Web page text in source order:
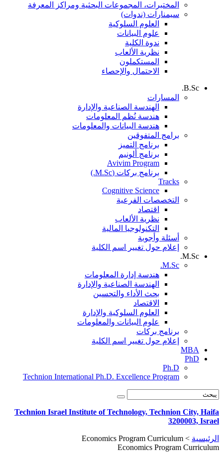
المختبرات، المجموعات البحثية ومراكز المعرفة
سيمنارات (ندوات)
العلوم السلوكية
علوم البيانات
ندوة الكلية
نظرية الألعاب
المستكملون
الاحتمال والإحصاء
B.Sc.
المسارات
الهندسة الصناعية والإدارة
هندسة نُظم المعلومات
هندسة البيانات والمعلومات
برامج المتفوقين
برنامج التميز
برنامج ألونيم
Avivim Program
برنامج بركات (M.Sc.)
Tracks
Cognitive Science
التخصصات الفرعية
اقتصاد
نظرية الألعاب
التكنولوجيا المالية
أسئلة وأجوبة
إعلام حول تغيير اسم الكلية
M.Sc.
M.Sc.
هندسة إدارة المعلومات
الهندسة الصناعية والإدارة
بحث الأداء والتحسين
الاقتصاد
العلوم السلوكية والإدارة
علوم البيانات والمعلومات
برنامج بركات
إعلام حول تغيير اسم الكلية
MBA
PhD
Ph.D
Technion International Ph.D. Excellence Program
Technion Israel Institute of Technology, Technion City, Haifa
3200003, Israel
الرئيسية >
Economics Program Curriculum
Economics Program Curriculum